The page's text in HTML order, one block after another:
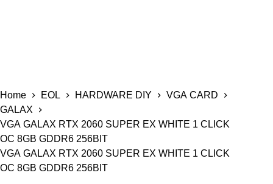
Home EOL HARDWARE DIY
VGA CARD
GALAX
VGA GALAX RTX 2060 SUPER EX WHITE 1 CLICK
OC 8GB GDDR6 256BIT
VGA GALAX RTX 2060 SUPER EX WHITE 1 CLICK
OC 8GB GDDR6 256BIT